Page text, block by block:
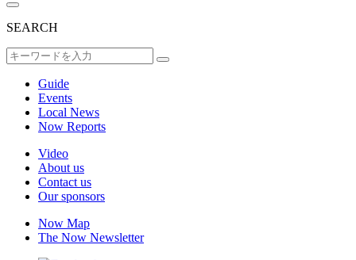
SEARCH
Guide
Events
Local News
Now Reports
Video
About us
Contact us
Our sponsors
Now Map
The Now Newsletter